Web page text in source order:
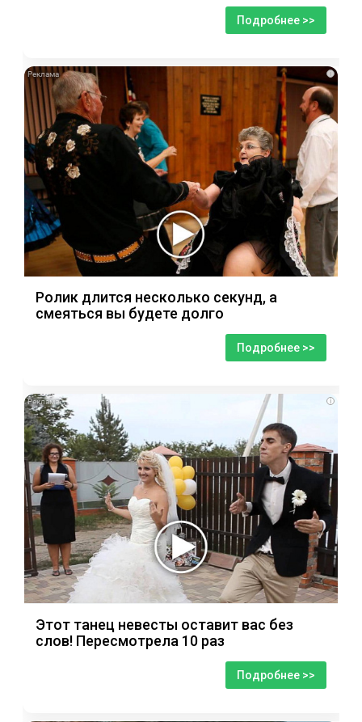
Подробнее >>
i
Ролик длится несколько секунд, а
смеяться вы будете долго
Подробнее >>
i
Этот танец невесты оставит вас без
слов! Пересмотрела 10 раз
Подробнее >>